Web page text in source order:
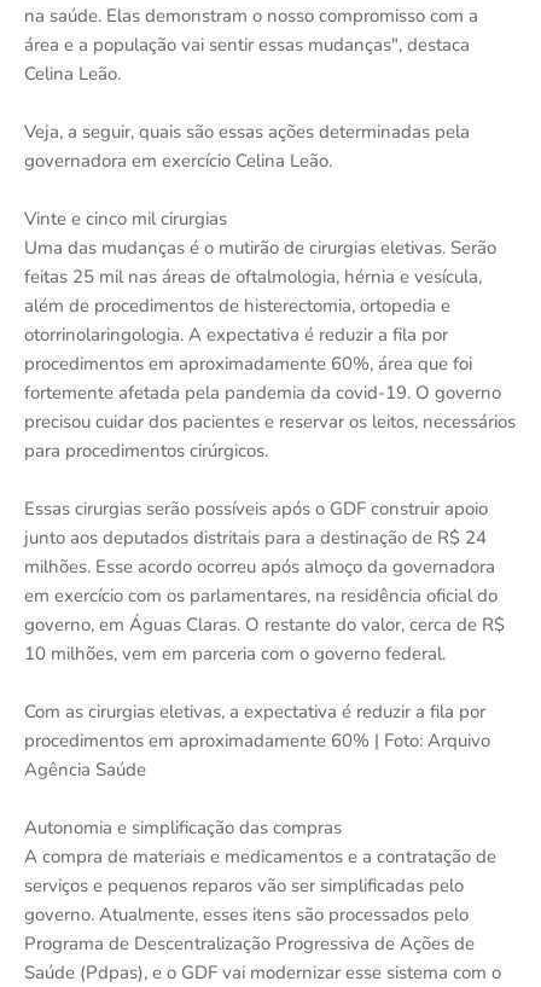
na saúde. Elas demonstram o nosso compromisso com a
área e a população vai sentir essas mudanças", destaca
Celina Leão.
Veja, a seguir, quais são essas ações determinadas pela
governadora em exercício Celina Leão.
Vinte e cinco mil cirurgias
Uma das mudanças é o mutirão de cirurgias eletivas. Serão
feitas 25 mil nas áreas de oftalmologia, hérnia e vesícula,
além de procedimentos de histerectomia, ortopedia e
otorrinolaringologia. A expectativa é reduzir a fila por
procedimentos em aproximadamente 60%, área que foi
fortemente afetada pela pandemia da covid-19. O governo
precisou cuidar dos pacientes e reservar os leitos, necessários
para procedimentos cirúrgicos.
Essas cirurgias serão possíveis após o GDF construir apoio
junto aos deputados distritais para a destinação de R$ 24
milhões. Esse acordo ocorreu após almoço da governadora
em exercício com os parlamentares, na residência oficial do
governo, em Águas Claras. O restante do valor, cerca de R$
10 milhões, vem em parceria com o governo federal.
Com as cirurgias eletivas, a expectativa é reduzir a fila por
procedimentos em aproximadamente 60% | Foto: Arquivo
Agência Saúde
Autonomia e simplificação das compras
A compra de materiais e medicamentos e a contratação de
serviços e pequenos reparos vão ser simplificadas pelo
governo. Atualmente, esses itens são processados pelo
Programa de Descentralização Progressiva de Ações de
Saúde (Pdpas), e o GDF vai modernizar esse sistema com o